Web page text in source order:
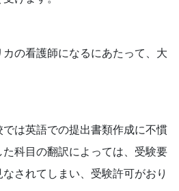
の看護師になるにあたって、大
は英語での提出書類作成に不慣
科目の翻訳によっては、受験要
されてしまい、受験許可がおり